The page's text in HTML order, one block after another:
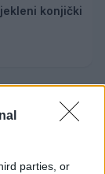
parties, or
konjički
spodbujanje